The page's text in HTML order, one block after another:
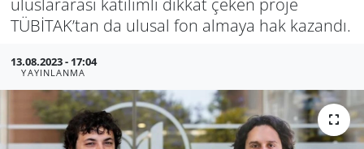
uluslararası katılımlı dikkat çeken proje
TÜBİTAK’tan da ulusal fon almaya hak kazandı.
13.08.2023 - 17:04
YAYINLANMA
HABERDE İNSAN
KÜLTÜR SANAT
MAGAZİN